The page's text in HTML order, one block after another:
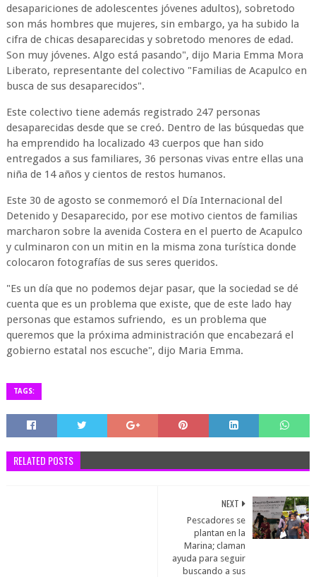
desapariciones de adolescentes jóvenes adultos), sobretodo
son más hombres que mujeres, sin embargo, ya ha subido la
cifra de chicas desaparecidas y sobretodo menores de edad.
Son muy jóvenes. Algo está pasando", dijo Maria Emma Mora
Liberato, representante del colectivo "Familias de Acapulco en
busca de sus desaparecidos".
Este colectivo tiene además registrado 247 personas
desaparecidas desde que se creó. Dentro de las búsquedas que
ha emprendido ha localizado 43 cuerpos que han sido
entregados a sus familiares, 36 personas vivas entre ellas una
niña de 14 años y cientos de restos humanos.
Este 30 de agosto se conmemoró el Día Internacional del
Detenido y Desaparecido, por ese motivo cientos de familias
marcharon sobre la avenida Costera en el puerto de Acapulco
y culminaron con un mitin en la misma zona turística donde
colocaron fotografías de sus seres queridos.
"Es un día que no podemos dejar pasar, que la sociedad se dé
cuenta que es un problema que existe, que de este lado hay
personas que estamos sufriendo, es un problema que
queremos que la próxima administración que encabezará el
gobierno estatal nos escuche", dijo Maria Emma.
TAGS:
RELATED POSTS
NEXT
Pescadores se
plantan en la
Marina; claman
ayuda para seguir
buscando a sus